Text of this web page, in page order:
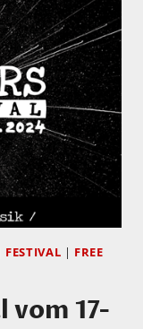
FESTIVAL | FREE
vom 17-